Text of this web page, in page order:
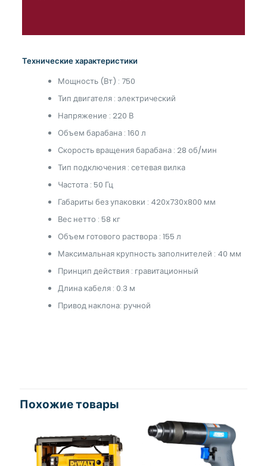
Технические характеристики
Мощность (Вт) : 750
Тип двигателя : электрический
Напряжение : 220 В
Объем барабана : 160 л
Скорость вращения барабана : 28 об/мин
Тип подключения : сетевая вилка
Частота : 50 Гц
Габариты без упаковки : 420х730х800 мм
Вес нетто : 58 кг
Объем готового раствора : 155 л
Максимальная крупность заполнителей : 40 мм
Принцип действия : гравитационный
Длина кабеля : 0.3 м
Привод наклона: ручной
Похожие товары